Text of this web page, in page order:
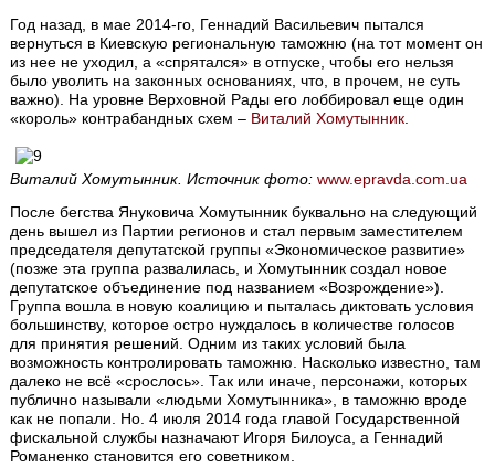
Год назад, в мае 2014-го, Геннадий Васильевич пытался
вернуться в Киевскую региональную таможню (на тот момент он
из нее не уходил, а «спрятался» в отпуске, чтобы его нельзя
было уволить на законных основаниях, что, в прочем, не суть
важно). На уровне Верховной Рады его лоббировал еще один
«король» контрабандных схем – Виталий Хомутынник
Виталий Хомутынник. Источник фото:www.epravda.com.ua
После бегства Януковича Хомутынник буквально на следующий
день вышел из Партии регионов и стал первым заместителем
председателя депутатской группы «Экономическое развитие»
(позже эта группа развалилась, и Хомутынник создал новое
депутатское объединение под названием «Возрождение»).
Группа вошла в новую коалицию и пыталась диктовать условия
большинству, которое остро нуждалось в количестве голосов
для принятия решений. Одним из таких условий была
возможность контролировать таможню. Насколько известно, там
далеко не всё «срослось». Так или иначе, персонажи, которых
публично называли «людьми Хомутынника», в таможню вроде
как не попали. Но. 4 июля 2014 года главой Государственной
фискальной службы назначают Игоря Билоуса, а Геннадий
Романенко становится его советником.